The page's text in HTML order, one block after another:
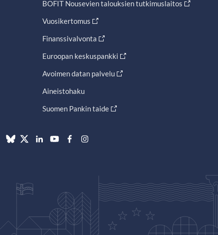
BOFIT Nousevien talouksien tutkimuslaitos
Vuosikertomus
Finanssivalvonta
Euroopan keskuspankki
Avoimen datan palvelu
Aineistohaku
Suomen Pankin taide